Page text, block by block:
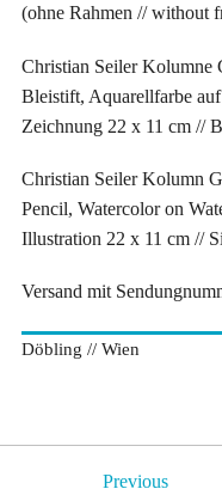
(ohne Rahmen // without
Christian Seiler Kolumne
Bleistift, Aquarellfarbe
Zeichnung 22 x 11 cm //
Christian Seiler Kolumn
Pencil, Watercolor on
Illustration 22 x 11 cm //
Versand mit
Döbling // Wien
Previous